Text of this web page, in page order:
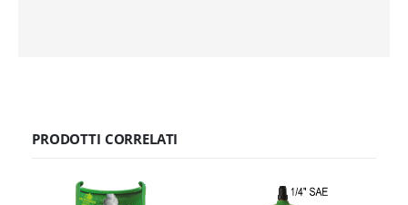
PRODOTTI CORRELATI